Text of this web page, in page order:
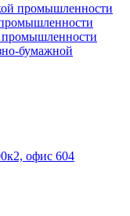
промышленности
бумажной
офис 604